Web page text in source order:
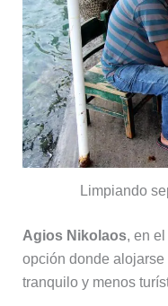
Limpiando
Agios Nikolaos, en
opción donde
tranquilo y menos